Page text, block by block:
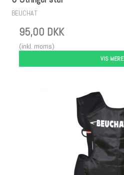
BEUCHAT
95,00 DKK
(inkl. moms)
VIS MERE